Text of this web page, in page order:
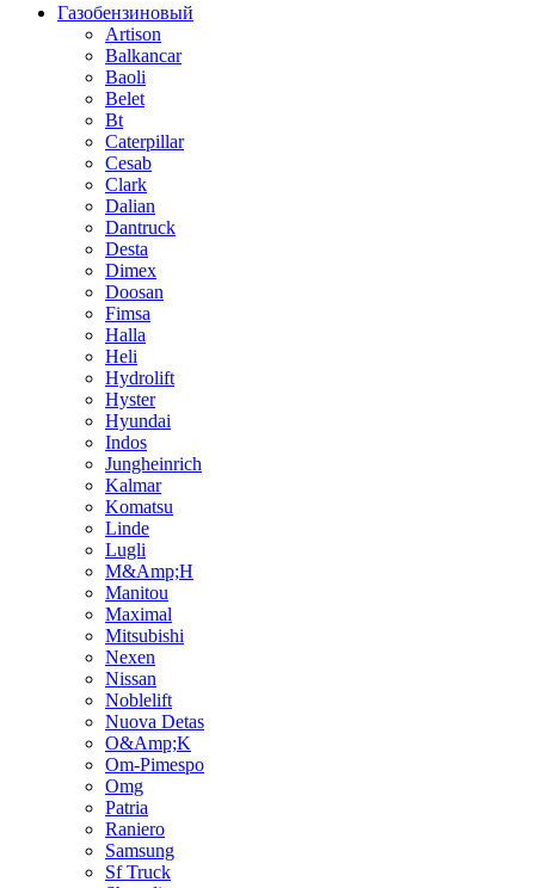
Газобензиновый
Artison
Balkancar
Baoli
Belet
Bt
Caterpillar
Cesab
Clark
Dalian
Dantruck
Desta
Dimex
Doosan
Fimsa
Halla
Heli
Hydrolift
Hyster
Hyundai
Indos
Jungheinrich
Kalmar
Komatsu
Linde
Lugli
M&Amp;H
Manitou
Maximal
Mitsubishi
Nexen
Nissan
Noblelift
Nuova Detas
O&Amp;K
Om-Pimespo
Omg
Patria
Raniero
Samsung
Sf Truck